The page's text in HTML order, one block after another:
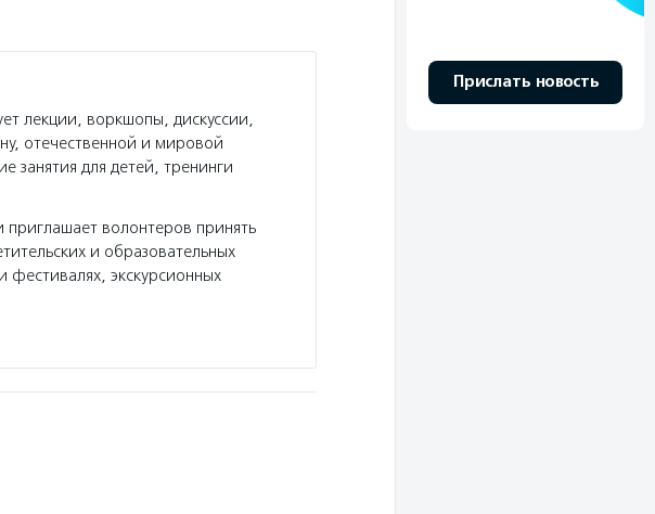
лекции, воркшопы, дискуссии,
отечественной и мировой
занятия для детей, тренинги
приглашает волонтеров принять
и образовательных
фестивалях, экскурсионных
Прислать новость